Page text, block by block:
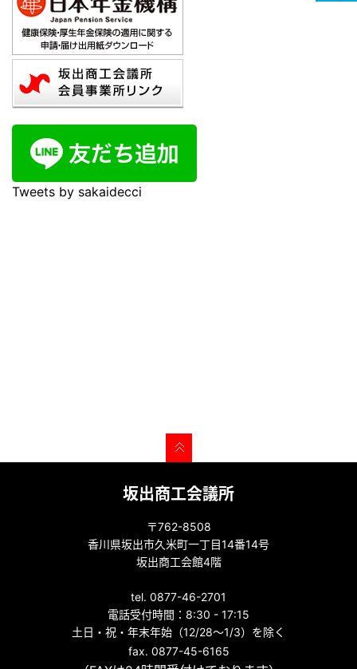
Tweets by sakaidecci
坂出商工会議所
〒762-8508
香川県坂出市久米町一丁目14番14号
坂出商工会館4階
tel. 0877-46-2701
電話受付時間：8:30 - 17:15
土日・祝・年末年始（12/28～1/3）を除く
fax. 0877-45-6165